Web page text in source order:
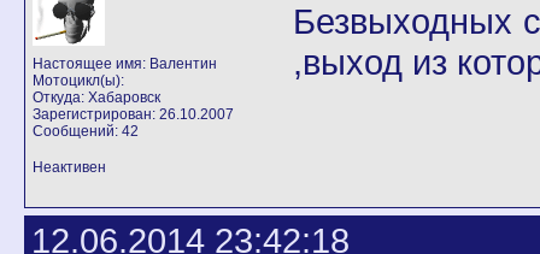
Настоящее имя: Валентин
Мотоцикл(ы):
Откуда: Хабаровск
Зарегистрирован: 26.10.2007
Сообщений: 42
Безвыходных
,выход из
Неактивен
12.06.2014 23:42:18